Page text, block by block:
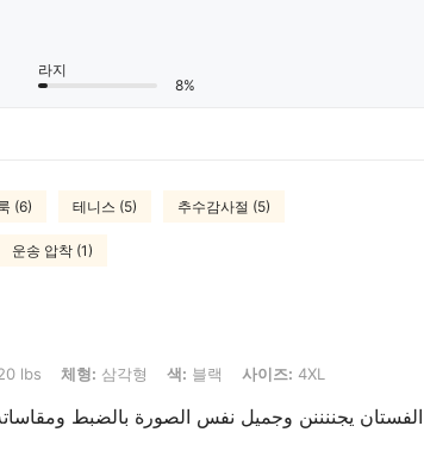
라지
8%
(6) 테니스 (5) 추수감사절 (5)
운송 압착 (1)
삼각형, 색: 블랙, 사이즈: 4XL
lbs 체형: 삼각형 색: 블랙 사이즈: 4XL
الفستان يجننننن وجميل نفس الصورة بالضبط